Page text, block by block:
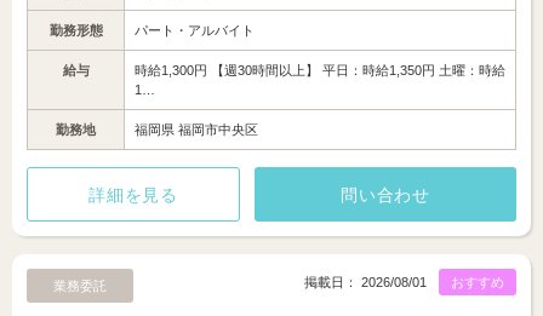
勤務形態 パート・アルバイト
給与
時給1,300円 【週30時間以上】 平日：時給1,350円 土曜：時給
1…
勤務地 福岡県 福岡市中央区
詳細を見る 問い合わせ
業務委託 おすすめ
掲載日： 2026/08/01